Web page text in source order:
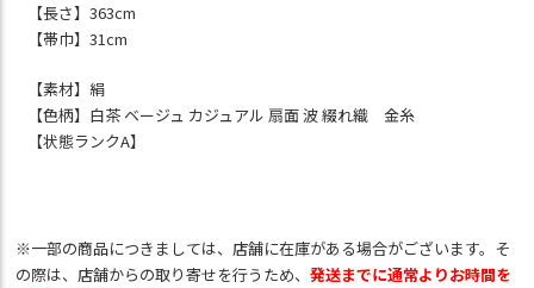
【長さ】363cm
【帯巾】31cm
【素材】絹
【色柄】白茶 ベージュ カジュアル 扇面 波 綴れ織 金糸
【状態ランクA】
※一部の商品につきましては、店舗に在庫がある場合がございます。そ
の際は、店舗からの取り寄せを行うため、発送までに通常よりお時間を